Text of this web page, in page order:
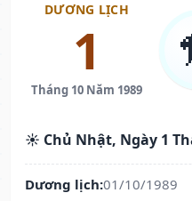
DƯƠNG LỊCH
1
Tháng 10 Năm 1989
☀️ Chủ Nhật, Ngày 1
Dương lịch:01/10/1989